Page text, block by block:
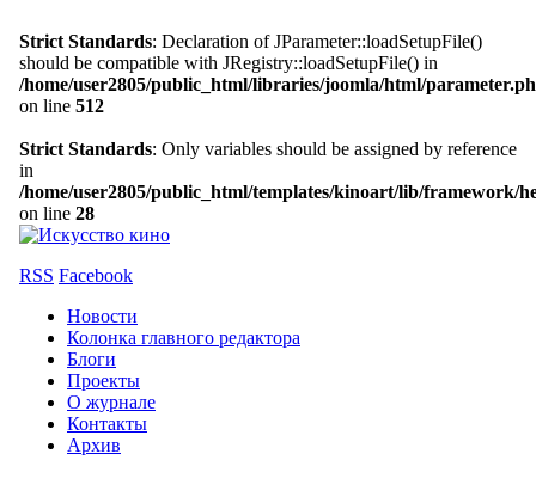
Strict Standards: Declaration of JParameter::loadSetupFile()
should be compatible with JRegistry::loadSetupFile() in
/home/user2805/public_html/libraries/joomla/html/
on line 512
Strict Standards: Only variables should be assigned by reference
in
/home/user2805/public_html/templates/kinoart/lib/framework/
on line 28
RSS Facebook
Новости
Колонка главного редактора
Блоги
Проекты
О журнале
Контакты
Архив